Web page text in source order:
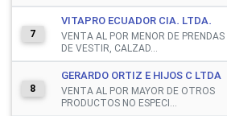
7
VITAPRO ECUADOR CIA. LTDA.
VENTA AL POR MENOR DE PRENDAS
DE VESTIR, CALZAD...
8
GERARDO ORTIZ E HIJOS C LTDA
VENTA AL POR MAYOR DE OTROS
PRODUCTOS NO ESPECI...